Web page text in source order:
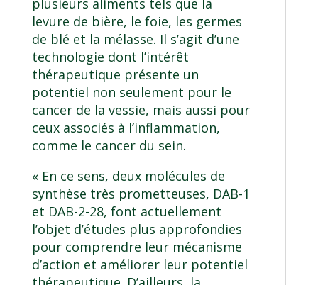
plusieurs aliments tels que la
levure de bière, le foie, les germes
de blé et la mélasse. Il s’agit d’une
technologie dont l’intérêt
thérapeutique présente un
potentiel non seulement pour le
cancer de la vessie, mais aussi pour
ceux associés à l’inflammation,
comme le cancer du sein.
« En ce sens, deux molécules de
synthèse très prometteuses, DAB-1
et DAB-2-28, font actuellement
l’objet d’études plus approfondies
pour comprendre leur mécanisme
d’action et améliorer leur potentiel